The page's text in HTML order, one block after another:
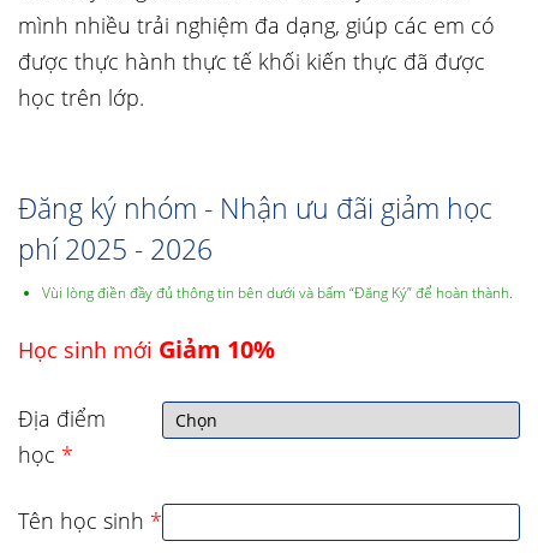
mình nhiều trải nghiệm đa dạng, giúp các em có
được thực hành thực tế khối kiến thực đã được
học trên lớp.
Đăng ký nhóm - Nhận ưu đãi giảm học
phí 2025 - 2026
Vùi lòng điền đầy đủ thông tin bên dưới và bấm “Đăng Ký” để hoàn thành.
Học sinh mới Giảm 10%
Địa điểm
học *
Tên học sinh *